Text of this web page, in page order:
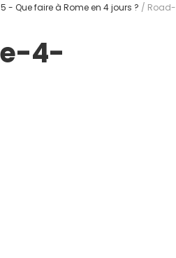
- Que faire à Rome en 4 jours ? /
4-